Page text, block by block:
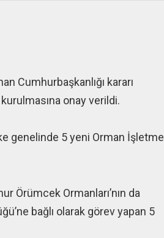
Cumhurbaşkanlığı kararı
onay verildi.
genelinde 5 yeni Orman İşletme
Örümcek Ormanları’nın da
bağlı olarak görev yapan 5